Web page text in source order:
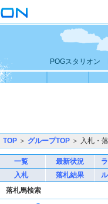
POGスタリオン
TOP ＞ グループTOP ＞ 入札・
一覧 最新状況
入札
落札結果
落札馬検索